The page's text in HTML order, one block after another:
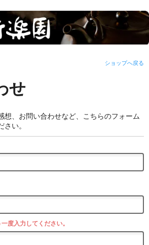
ショップへ戻る
せ
想、お問い合わせなど、こちらのフォーム
い。
度入力してください。